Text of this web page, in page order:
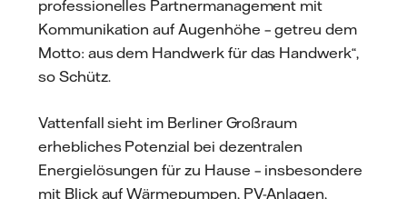
professionelles Partnermanagement mit
Kommunikation auf Augenhöhe – getreu dem
Motto: aus dem Handwerk für das Handwerk“,
so Schütz.
Vattenfall sieht im Berliner Großraum
erhebliches Potenzial bei dezentralen
Energielösungen für zu Hause – insbesondere
mit Blick auf Wärmepumpen, PV-Anlagen,